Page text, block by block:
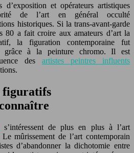
d’exposition et opérateurs artistiques
de l’art en général occulté
historiques. Si la trans-avant-garde
80 a fait croire aux amateurs d’art la
la figuration contemporaine fut
grâce à la peinture chromo. Il est
des artistes peintres influents
figuratifs
s’intéressent de plus en plus à l’art
mûrissement de l’art contemporain
d’abandonner la dichotomie entre